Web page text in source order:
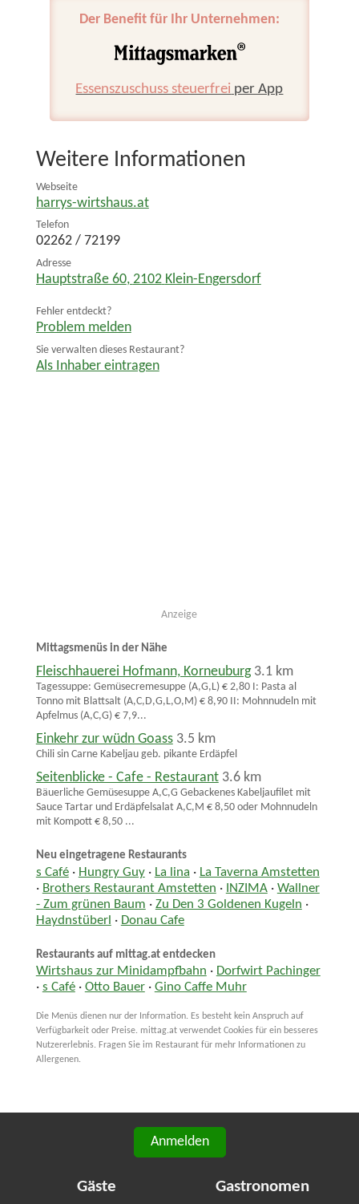
Der Benefit für Ihr Unternehmen:
Essenszuschuss steuerfrei per App
Weitere Informationen
Webseite
harrys-wirtshaus.at
Telefon
02262 / 72199
Adresse
Hauptstraße 60, 2102 Klein-Engersdorf
Fehler entdeckt?
Problem melden
Sie verwalten dieses Restaurant?
Als Inhaber eintragen
Anzeige
Mittagsmenüs in der Nähe
Fleischhauerei Hofmann, Korneuburg 3.1 km
Tagessuppe: Gemüsecremesuppe (A,G,L) € 2,80 I: Pasta al
Tonno mit Blattsalt (A,C,D,G,L,O,M) € 8,90 II: Mohnnudeln mit
Apfelmus (A,C,G) € 7,9...
Einkehr zur wüdn Goass 3.5 km
Chili sin Carne Kabeljau geb. pikante Erdäpfel
Seitenblicke - Cafe - Restaurant 3.6 km
Bäuerliche Gemüsesuppe A,C,G Gebackenes Kabeljaufilet mit
Sauce Tartar und Erdäpfelsalat A,C,M € 8,50 oder Mohnnudeln
mit Kompott € 8,50 ...
Neu eingetragene Restaurants
s Café· Hungry Guy· La lina · La Taverna Amstetten
· Brothers Restaurant Amstetten · INZIMA· Wallner
- Zum grünen Baum · Zu Den 3 Goldenen Kugeln ·
Haydnstüberl · Donau Cafe
Restaurants auf mittag.at entdecken
Wirtshaus zur Minidampfbahn · Dorfwirt Pachinger
· s Café· Otto Bauer· Gino Caffe Muhr
Die Menüs dienen nur der Information. Es besteht kein Anspruch auf
Verfügbarkeit oder Preise. mittag.at verwendet Cookies für ein besseres
Nutzererlebnis. Fragen Sie im Restaurant für mehr Informationen zu
Allergenen.
Anmelden
Gäste Gastronomen